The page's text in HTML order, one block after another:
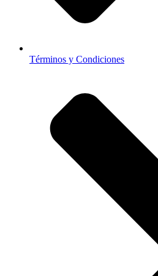
Términos y Condiciones